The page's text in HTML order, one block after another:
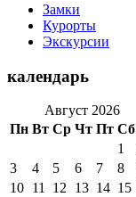
Замки
Курорты
Экскурсии
календарь
Август 2026
Пн Вт Ср Чт Пт Сб
1
3
4 5 6 7 8
10 11 12 13 14 15